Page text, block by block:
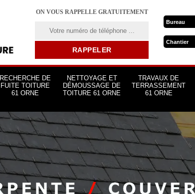
ON VOUS RAPPELLE GRATUITEMENT
Bureau
Chantier
RECHERCHE DE
FUITE TOITURE
61 ORNE
NETTOYAGE ET
DÉMOUSSAGE DE
TOITURE 61 ORNE
TRAVAUX DE
TERRASSEMENT
61 ORNE